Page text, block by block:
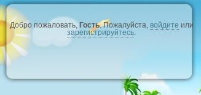
Добро пожаловать,Гость. Пожалуйста, войдите или
зарегистрируйтесь.